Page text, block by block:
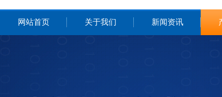
网站首页 关于我们 新闻资讯